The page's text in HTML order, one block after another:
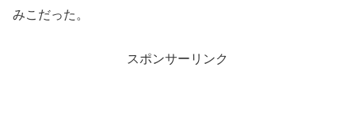
みこだった。
スポンサーリンク